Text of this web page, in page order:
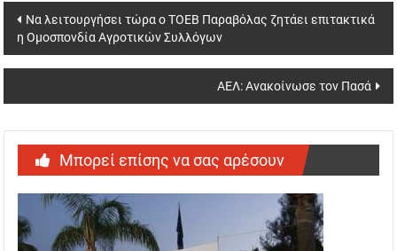
Post
navigation
Να λειτουργήσει τώρα ο ΤΟΕΒ Παραβόλας ζητάει επιτακτικά
η Ομοσπονδία Αγροτικών Συλλόγων
ΑΕΛ: Ανακοίνωσε τον Πασά
Μπορεί επίσης να σας αρέσουν